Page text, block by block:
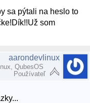
sa pýtali na heslo to
som
aarondevlinux
QubesOS
Používateľ